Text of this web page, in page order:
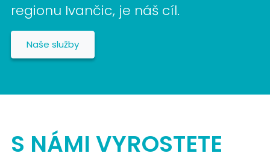
regionu Ivančic, je náš cíl.
Naše služby
S NÁMI VYROSTETE